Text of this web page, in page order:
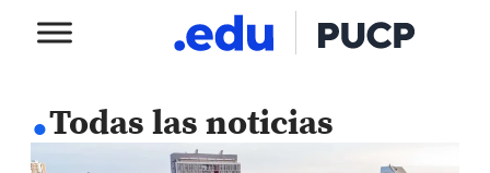
.Todas las noticias